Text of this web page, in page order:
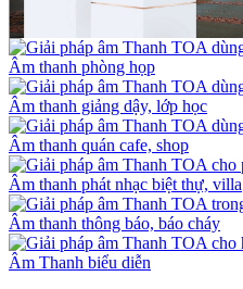
Âm thanh phòng họp
Âm thanh giảng dậy, lớp học
Âm thanh quán cafe, shop
Âm thanh phát nhạc biệt thự, villa
Âm thanh thông báo, báo cháy
Âm Thanh biểu diễn